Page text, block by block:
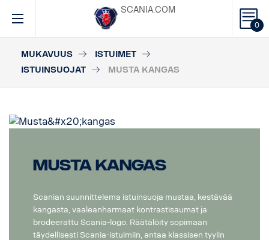
0
SCANIA.COM
MUKAVUUS
ISTUIMET
ISTUINSUOJAT
MUSTA KANGAS
Musta kangas
Scanian suunnittelema istuinsuoja mustaa, kestävää
kangasta, vaaleanharmaat kontrastisaumat ja
brodeerattu Scania-logo. Räätälöity sopimaan
täydellisesti Scania-istuimiin, antaa klassisen tyylin